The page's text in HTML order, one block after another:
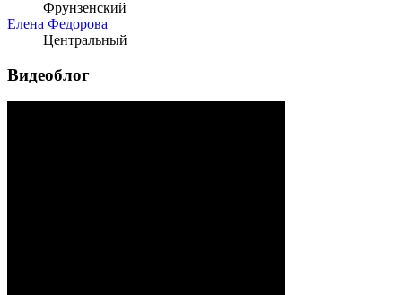
Фрунзенский
Елена Федорова
Центральный
Видеоблог